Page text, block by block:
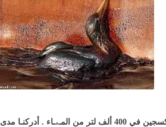
النفط الى الطاقة الأولـى في العالم . واذا علمنـا أن كل لتر من النفط يستهلك الأوكسجين في 400 ألف لتر من المـ،ـاء . أدركنـا مدى